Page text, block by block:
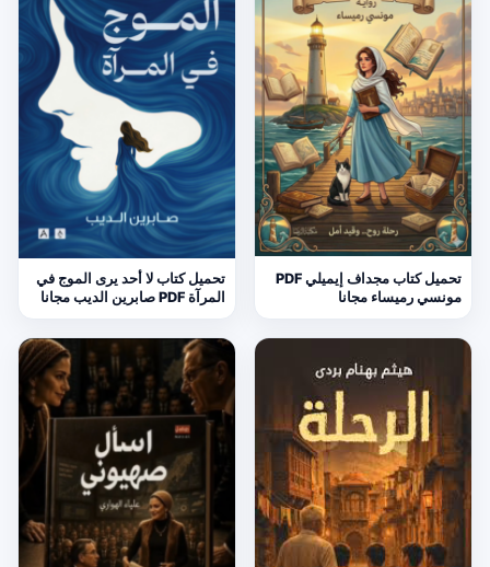
تحميل كتاب مجداف إيميلي PDF
مونسي رميساء مجانا
تحميل كتاب لا أحد يرى الموج في
المرآة PDF صابرين الديب مجانا